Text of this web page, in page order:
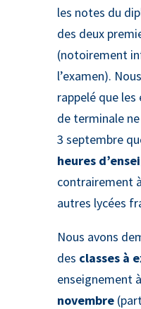
les notes du
des deux
(notoirement
l’examen).
rappelé que
de terminale
3 septembre
heures
contrairement
autres lycées
Nous avons
des classes à
enseignement à
novembre